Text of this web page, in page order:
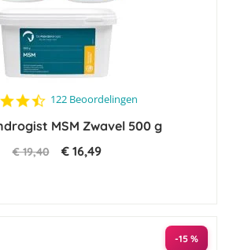
4.4
rating
122 Beoordelingen
MSM Zwavel 500 g
€ 19,40 € 16,49
-15 %